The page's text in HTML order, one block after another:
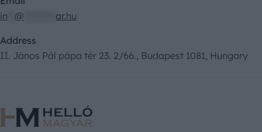
in
@ ar.hu
Address
II. János Pál pápa tér 23. 2/66., Budapest 1081, Hungary